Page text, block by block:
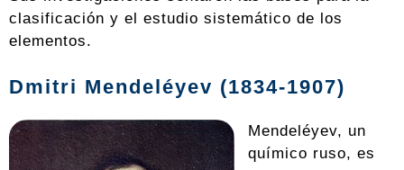
clasificación y el estudio sistemático de los
elementos.
Dmitri Mendeléyev (1834-1907)
Mendeléyev, un
químico ruso, es